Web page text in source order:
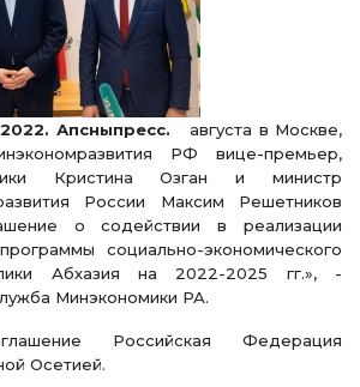
Апсныпресс.
августа в Москве,
РФ вице-премьер,
Кристина Озган и министр
России Максим Решетников
о содействии в реализации
социально-экономического
Абхазия на 2022-2025 гг.», -
Минэкономики РА.
Российская Федерация
Осетией.